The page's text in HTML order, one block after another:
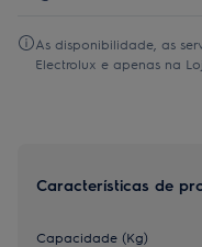
As disponibilidade, as
Electrolux e apenas na
Características de
Capacidade (Kg)